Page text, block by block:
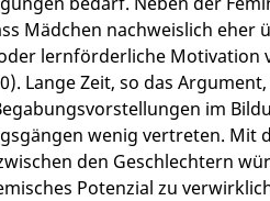
Mädchen nachweislich
lernförderliche Motivation
Lange Zeit, so das
im
wenig vertreten. Mit
den Geschlechtern
Potenzial zu